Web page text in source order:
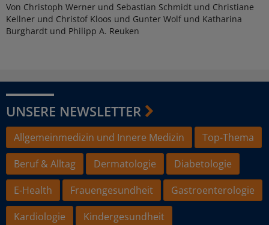
Von Christoph Werner und Sebastian Schmidt und Christiane
Kellner und Christof Kloos und Gunter Wolf und Katharina
Burghardt und Philipp A. Reuken
UNSERE NEWSLETTER
Allgemeinmedizin und Innere Medizin
Top-Thema
Beruf & Alltag
Dermatologie
Diabetologie
E-Health
Frauengesundheit
Gastroenterologie
Kardiologie
Kindergesundheit